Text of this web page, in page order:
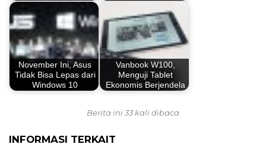
November Ini, Asus
Tidak Bisa Lepas dari
Windows 10
Vanbook W100,
Menguji Tablet
Ekonomis Berjendela
Berita ini 33 kali dibaca
INFORMASI TERKAIT